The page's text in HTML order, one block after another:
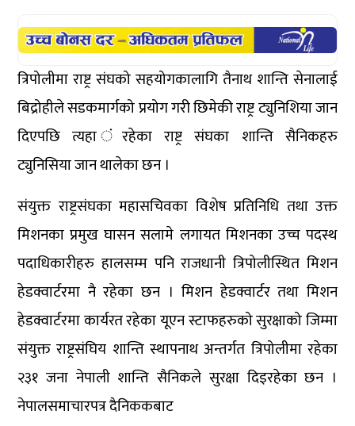
त्रिपोलीमा राष्ट्र संघको सहयोगकालागि तैनाथ शान्ति सेनालाई
बिद्रोहीले सडकमार्गको प्रयोग गरी छिमेकी राष्ट्र ट्युनिशिया जान
दिएपछि त्यहा ंरहेका राष्ट्र संघका शान्ति सैनिकहरु
ट्युनिसिया जान थालेका छन ।
संयुक्त राष्ट्रसंघका महासचिवका विशेष प्रतिनिधि तथा उक्त
मिशनका प्रमुख घासन सलामे लगायत मिशनका उच्च पदस्थ
पदाधिकारीहरु हालसम्म पनि राजधानी त्रिपोलीस्थित मिशन
हेडक्वार्टरमा नै रहेका छन । मिशन हेडक्वार्टर तथा मिशन
हेडक्वार्टरमा कार्यरत रहेका यूएन स्टाफहरुको सुरक्षाको जिम्मा
संयुक्त राष्ट्रसंघिय शान्ति स्थापनाथ अन्तर्गत त्रिपोलीमा रहेका
२३१ जना नेपाली शान्ति सैनिकले सुरक्षा दिइरहेका छन ।
नेपालसमाचारपत्र दैनिककबाट